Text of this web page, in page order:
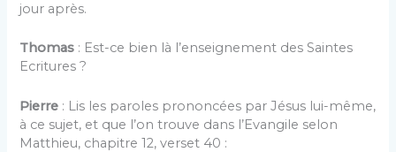
jour après.
Thomas : Est-ce bien là l’enseignement des Saintes
Ecritures ?
Pierre : Lis les paroles prononcées par Jésus lui-même,
à ce sujet, et que l’on trouve dans l’Evangile selon
Matthieu, chapitre 12, verset 40 :